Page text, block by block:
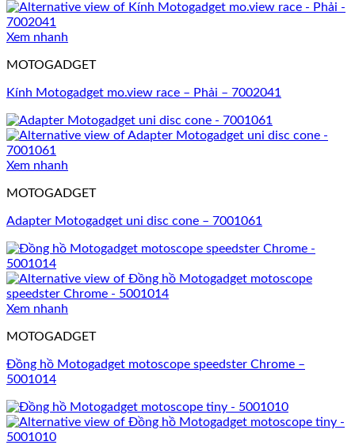
Xem nhanh
MOTOGADGET
Kính Motogadget mo.view race – Phải – 7002041
Xem nhanh
MOTOGADGET
Adapter Motogadget uni disc cone – 7001061
Xem nhanh
MOTOGADGET
Đồng hồ Motogadget motoscope speedster Chrome –
5001014